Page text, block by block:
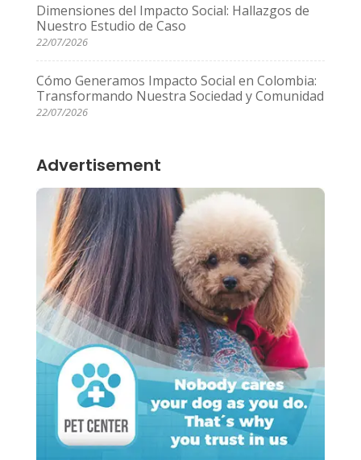
Dimensiones del Impacto Social: Hallazgos de
Nuestro Estudio de Caso
22/07/2026
Cómo Generamos Impacto Social en Colombia:
Transformando Nuestra Sociedad y Comunidad
22/07/2026
Advertisement